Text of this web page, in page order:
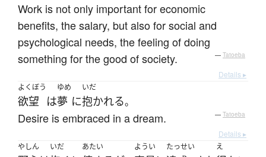
Work is not only important for economic
benefits, the salary, but also for social and
psychological needs, the feeling of doing
something for the good of society.
— Tatoeba
Details ▸
よくぼう
欲望 は
ゆめ
夢 に
いだ
抱かれる。
Desire is embraced in a dream. — Tatoeba
Details ▸
やしん
いだ あたい ようい たっせい え